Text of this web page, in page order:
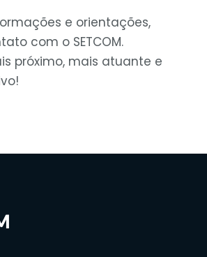
e orientações,
com o SETCOM.
próximo, mais atuante e